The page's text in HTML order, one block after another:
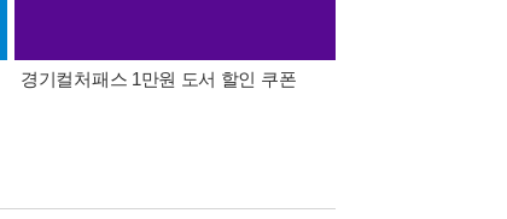
경기컬처패스 1만원 도서 할인 쿠폰